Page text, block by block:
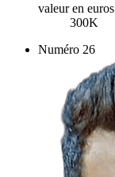
valeur en euros
300K
Numéro 26